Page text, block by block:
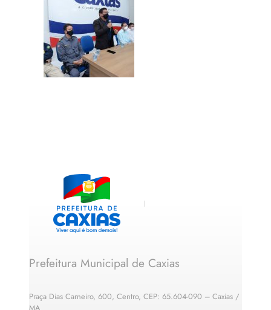
Prefeitura Municipal de Caxias
Praça Dias Carneiro, 600, Centro, CEP: 65.604-090 – Caxias /